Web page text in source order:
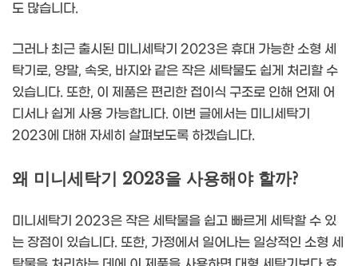
도 많습니다.
그러나 최근 출시된 미니세탁기 2023은 휴대 가능한 소형 세
탁기로, 양말, 속옷, 바지와 같은 작은 세탁물도 쉽게 처리할 수
있습니다. 또한, 이 제품은 편리한 접이식 구조로 인해 언제 어
디서나 쉽게 사용 가능합니다. 이번 글에서는 미니세탁기
2023에 대해 자세히 살펴보도록 하겠습니다.
왜 미니세탁기 2023을 사용해야 할까?
미니세탁기 2023은 작은 세탁물을 쉽고 빠르게 세탁할 수 있
는 장점이 있습니다. 또한, 가정에서 일어나는 일상적인 소형 세